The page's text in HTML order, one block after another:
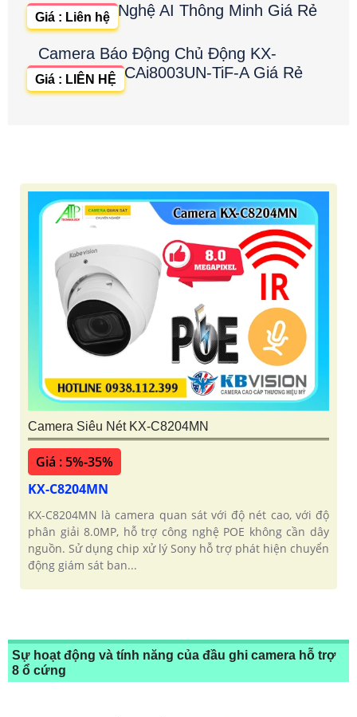
Nghệ AI Thông Minh Giá Rẻ
Giá : Liên hệ
Camera Báo Động Chủ Động KX-
CAi8003UN-TiF-A Giá Rẻ
Giá : LIÊN HỆ
Camera Siêu Nét KX-C8204MN
Giá : 5%-35%
KX-C8204MN
KX-C8204MN là camera quan sát với độ nét cao, với độ
phân giải 8.0MP, hỗ trợ công nghệ POE không cần dây
nguồn. Sử dụng chip xử lý Sony hỗ trợ phát hiện chuyển
động giám sát ban...
Sự hoạt động và tính năng của đầu ghi camera hỗ trợ
8 ổ cứng